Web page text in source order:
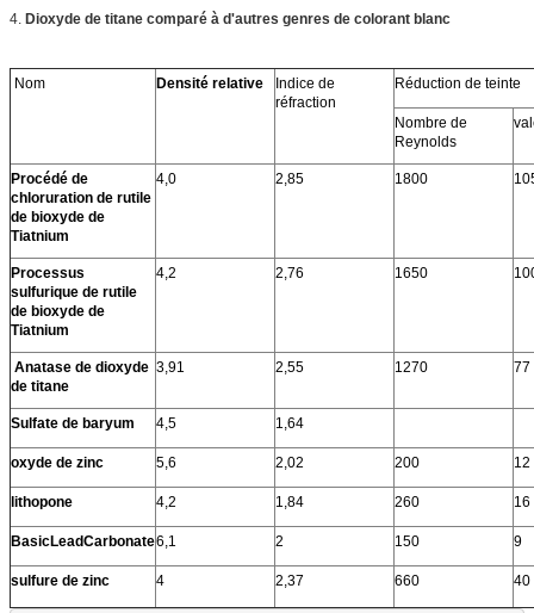
4. Dioxyde de titane comparé à d'autres genres de colorant blanc
Nom Densité relative
Indice de
réfraction
Réduction de teinte
Nombre de
Reynolds
Procédé de
chloruration de rutile
de bioxyde de
Tiatnium
4,0 2,85 1800
Processus
sulfurique de rutile
de bioxyde de
Tiatnium
4,2 2,76 1650
Anatase de dioxyde
de titane
3,91 2,55 1270 77
Sulfate de baryum 4,5 1,64
oxyde de zinc 5,6 2,02 200 12
lithopone 4,2 1,84 260 16
BasicLeadCarbonate6,1 2 150 9
sulfure de zinc 4 2,37 660 40